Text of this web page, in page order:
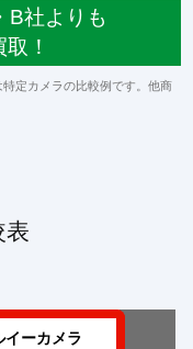
B社よりも
！
定カメラの比較例です。他商
表
イーカメラ